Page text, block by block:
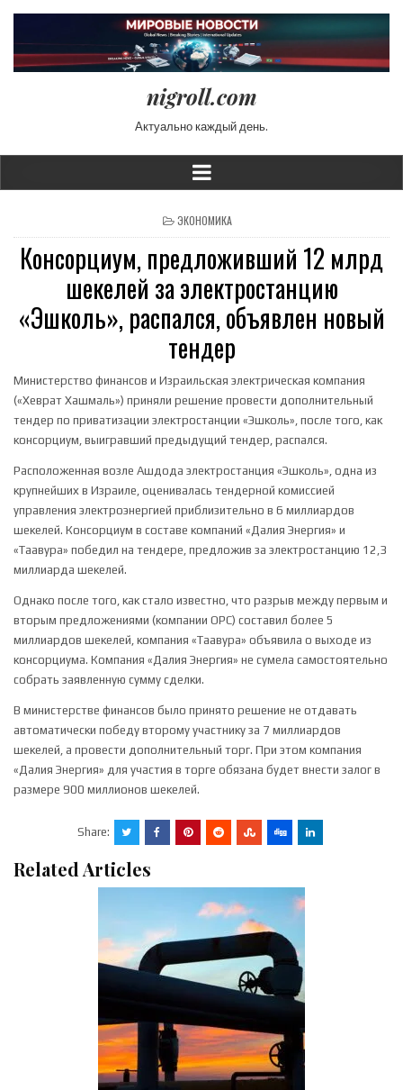
nigroll.com
Актуально каждый день.
POSTED IN
ЭКОНОМИКА
Консорциум, предложивший 12 млрд
шекелей за электростанцию
«Эшколь», распался, объявлен новый
тендер
Министерство финансов и Израильская электрическая компания
(«Хеврат Хашмаль») приняли решение провести дополнительный
тендер по приватизации электростанции «Эшколь», после того, как
консорциум, выигравший предыдущий тендер, распался.
Расположенная возле Ашдода электростанция «Эшколь», одна из
крупнейших в Израиле, оценивалась тендерной комиссией
управления электроэнергией приблизительно в 6 миллиардов
шекелей. Консорциум в составе компаний «Далия Энергия» и
«Таавура» победил на тендере, предложив за электростанцию 12,3
миллиарда шекелей.
Однако после того, как стало известно, что разрыв между первым и
вторым предложениями (компании OPC) составил более 5
миллиардов шекелей, компания «Таавура» объявила о выходе из
консорциума. Компания «Далия Энергия» не сумела самостоятельно
собрать заявленную сумму сделки.
В министерстве финансов было принято решение не отдавать
автоматически победу второму участнику за 7 миллиардов
шекелей, а провести дополнительный торг. При этом компания
«Далия Энергия» для участия в торге обязана будет внести залог в
размере 900 миллионов шекелей.
Share:
Related Articles